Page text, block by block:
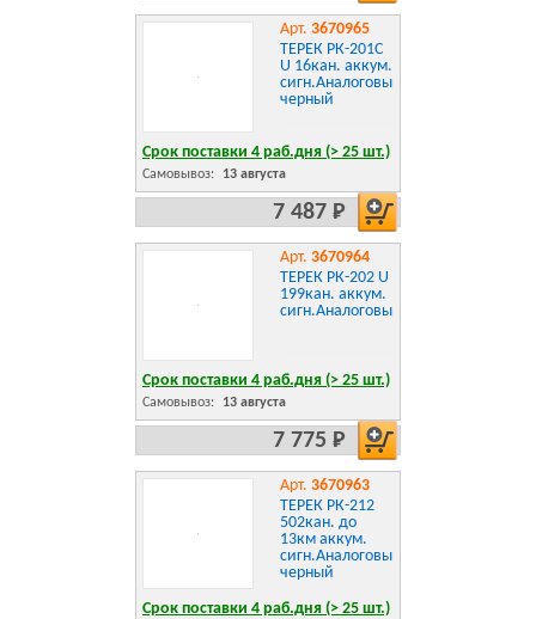
Арт. 3670965
ТЕРЕК РК-201С
U 16кан. аккум.
сигн.Аналоговый
черный
Срок поставки 4 раб.дня (> 25 шт.)
Самовывоз: 13 августа
7 487 Р
Арт. 3670964
ТЕРЕК РК-202 U
199кан. аккум.
сигн.Аналоговый
Срок поставки 4 раб.дня (> 25 шт.)
Самовывоз: 13 августа
7 775 Р
Арт. 3670963
ТЕРЕК РК-212
502кан. до
13км аккум.
сигн.Аналоговый
черный
Срок поставки 4 раб.дня (> 25 шт.)